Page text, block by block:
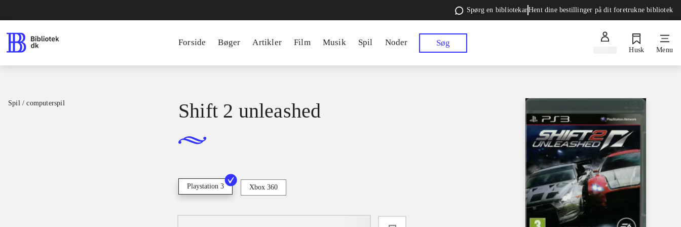
Spørg en bibliotekarHent dine bestillinger på dit foretrukne bibliotek
Forside Bøger Artikler Film Musik Spil Noder Søg
Husk Menu
Spil / computerspil Shift 2 unleashed
Playstation 3 Xbox 360